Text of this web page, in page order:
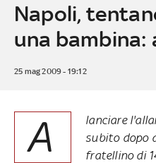
Napoli,
una
25 mag 2009 - 19:12
A
lanciare
subito dopo
fratellino di